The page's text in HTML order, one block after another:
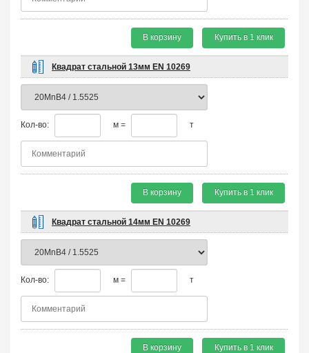
В корзину Купить в 1 клик
Квадрат стальной 13мм EN 10269
Кол-во: м = т
В корзину Купить в 1 клик
Квадрат стальной 14мм EN 10269
Кол-во: м = т
В корзину Купить в 1 клик